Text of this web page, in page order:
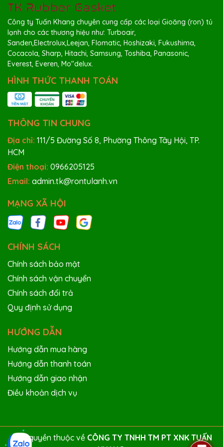
- Cửa tủ không còn khép kín, gây hở lạnh
- Tăng tiêu thụ điện do máy nén hoạt động liên tục
- Xuất hiện nước đọng, nấm mốc quanh mép cửa
Nếu gặp các dấu hiệu trên, bạn nên
bàn lạnh Turbo Air KUR18-3
vận hành của thiết bị.
Lợi ích khi thay Gioăng (Ron)
bàn lạnh Turbo Air KUR18-3 đúng
- Tiết kiệm điện năng
- Bảo quản thực phẩm tốt hơn, tránh ôi thiu
triển
Công ty Tuấn Khang chuyên cung cấp các loại Gioăng (ron) tủ
lạnh cho các thương hiệu như: Turboair,
Sanden,Electrolux,Leejan, Flomatic, Hoshizaki, Fukushima,
Cocacola, Sharp, Hitachi, Samsung, Toshiba, Panasonic,
Everest, Everen, Mo"delux.
HÌNH THỨC THANH TOÁN
THÔNG TIN CHUNG
Địa chỉ: 111/5 Đường Số 8, Phường Thông Tây Hội, TP.
HCM
Điện thoại: 0966205125
Email: admin.tk@rontulanh.vn
MẠNG XÃ HỘI
CHÍNH SÁCH
Chính sách bảo mật
Chính sách vận chuyển
Chính sách đổi trả
Quy định sử dụng
HƯỚNG DẪN
Hướng dẫn mua hàng
Hướng dẫn thanh toán
Hướng dẫn giao nhận
Điều khoản dịch vụ
Bản quyền thuộc về CÔNG TY TNHH TM PT XNK TUẤN